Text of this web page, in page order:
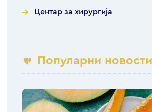
Центар за хирургија
Популарни новости